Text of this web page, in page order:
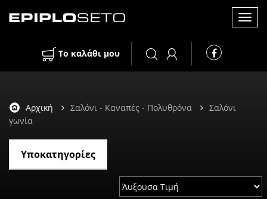
Το καλάθι μου
Αρχική Σαλόνι - Καναπές - Πολυθρόνα
Σαλόνι
γωνία
Υποκατηγορίες